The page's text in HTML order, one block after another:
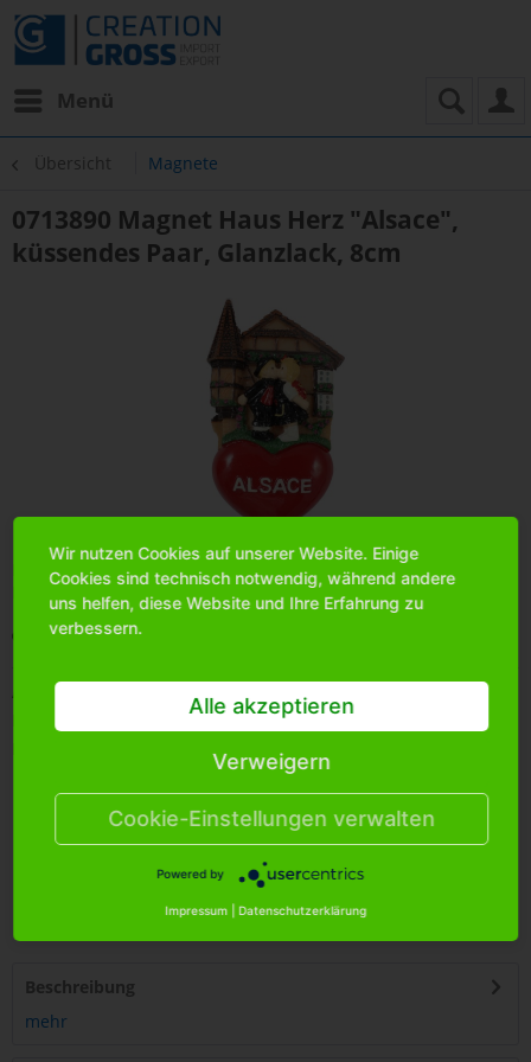
Menü
Übersicht Magnete
0713890 Magnet Haus Herz "Alsace",
küssendes Paar, Glanzlack, 8cm
Bittemelden Sie sich an, um mehr Informationen über das
Produkt zu erhalten.
Merken
Artikel-Nr.:
588
288
250255 454783
Beschreibung
mehr
Wir nutzen Cookies auf unserer Website. Einige
Cookies sind technisch notwendig, während andere
uns helfen, diese Website und Ihre Erfahrung zu
verbessern.
Alle akzeptieren
Verweigern
Cookie-Einstellungen verwalten
Powered by
Impressum Datenschutzerklärung